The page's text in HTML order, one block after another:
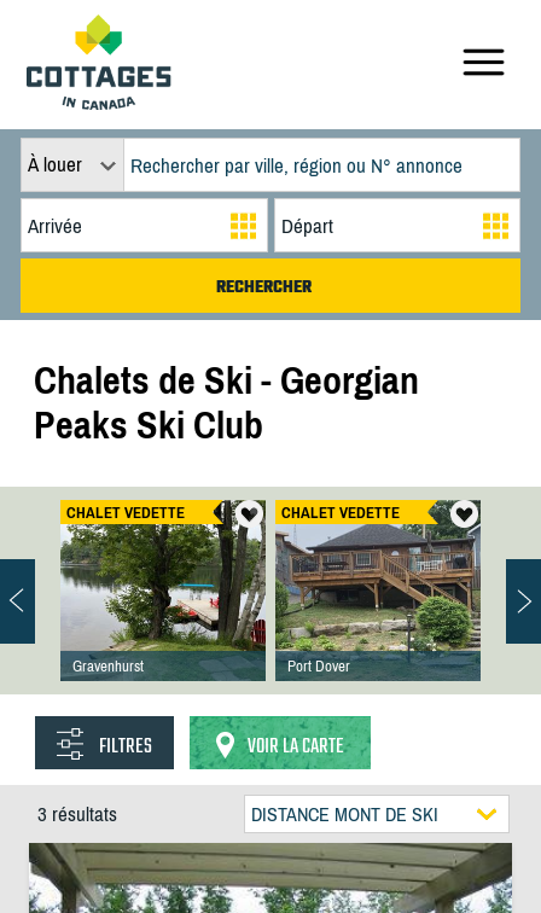
À louer
Chalets de Ski - Georgian
Peaks Ski Club
CHALET VEDETTE
Gravenhurst
CHALET VEDETTE
Port Dover
FILTRES VOIR LA CARTE
3 résultats DISTANCE MONT DE SKI